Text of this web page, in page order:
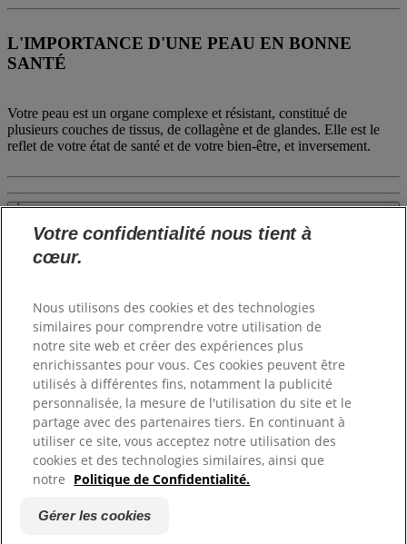
L'IMPORTANCE D'UNE PEAU EN BONNE
SANTÉ
Votre peau est un organe complexe et résistant, constitué de
plusieurs couches de tissus, de collagène et de glandes. Elle est le
reflet de votre état de santé et de votre bien-être, et inversement.
À PROPOS DE SANEX
PRODUITS
Sitemap
Mentions légales
Conditions d'utilisation
Gérer les cookies
Votre confidentialité nous tient à
cœur.
Nous utilisons des cookies et des technologies
similaires pour comprendre votre utilisation de
notre site web et créer des expériences plus
enrichissantes pour vous. Ces cookies peuvent être
utilisés à différentes fins, notamment la publicité
personnalisée, la mesure de l'utilisation du site et le
partage avec des partenaires tiers. En continuant à
utiliser ce site, vous acceptez notre utilisation des
cookies et des technologies similaires, ainsi que
notre Politique de Confidentialité.
Gérer les cookies